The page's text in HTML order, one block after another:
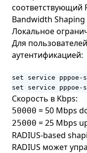
соответствующий
Bandwidth
Локальное
Для
аутентификацией:
set service
set service
Скорость в Kbps:
50000 = 50 Mbps
25000 = 25 Mbps
RADIUS-based
RADIUS может